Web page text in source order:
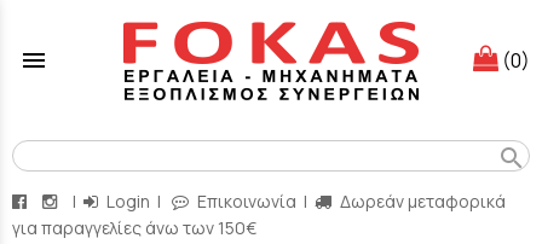
menu (0)
search
| Login | Επικοινωνία |
Δωρεάν μεταφορικά
για παραγγελίες άνω των 150€